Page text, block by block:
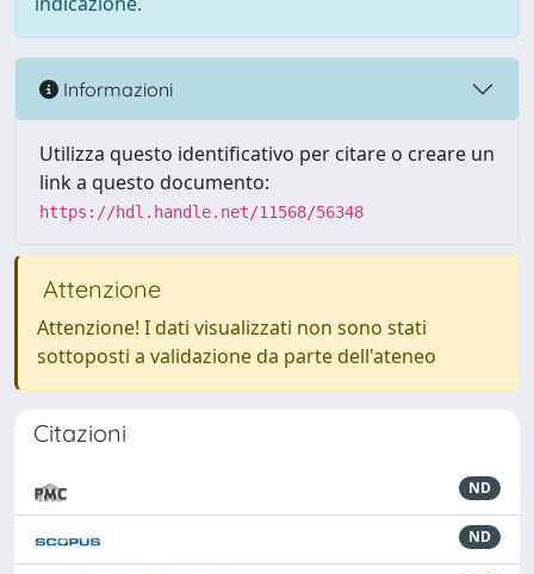
Informazioni
Utilizza questo identificativo per citare o creare un
link a questo documento:
https://hdl.handle.net/11568/56348
Attenzione
Attenzione! I dati visualizzati non sono stati
sottoposti a validazione da parte dell'ateneo
Citazioni
ND
ND